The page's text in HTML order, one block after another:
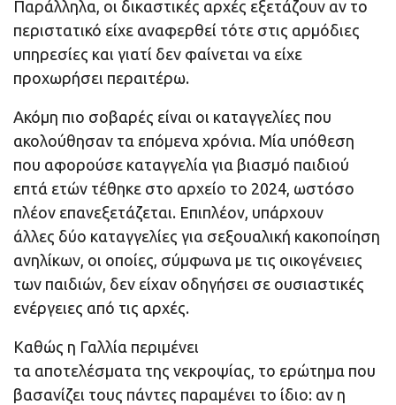
Παράλληλα, οι δικαστικές αρχές εξετάζουν αν το
περιστατικό είχε αναφερθεί τότε στις αρμόδιες
υπηρεσίες και γιατί δεν φαίνεται να είχε
προχωρήσει περαιτέρω.
Ακόμη πιο σοβαρές είναι οι καταγγελίες που
ακολούθησαν τα επόμενα χρόνια. Μία υπόθεση
που αφορούσε καταγγελία για βιασμό παιδιού
επτά ετών τέθηκε στο αρχείο το 2024, ωστόσο
πλέον επανεξετάζεται. Επιπλέον, υπάρχουν
άλλες δύο καταγγελίες για σεξουαλική κακοποίηση
ανηλίκων, οι οποίες, σύμφωνα με τις οικογένειες
των παιδιών, δεν είχαν οδηγήσει σε ουσιαστικές
ενέργειες από τις αρχές.
Καθώς η Γαλλία περιμένει
τα αποτελέσματα της νεκροψίας, το ερώτημα που
βασανίζει τους πάντες παραμένει το ίδιο: αν η